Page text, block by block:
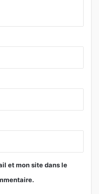
et mon site dans le